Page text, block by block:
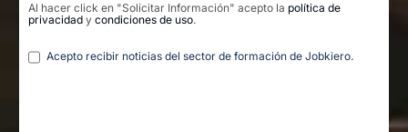
Al hacer click en "Solicitar Información" acepto la política de
privacidad y condiciones de uso.
Legal
Acepto recibir noticias del sector de formación de Jobkiero.